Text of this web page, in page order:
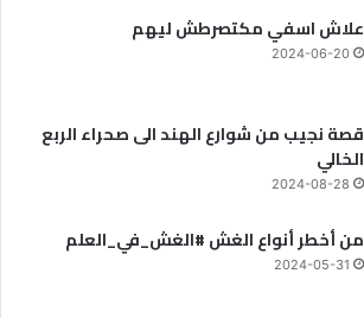
علاش اسفي مكتصرطش ليهم
2024-06-20
قصة نجيب من شوارع الهند الى صحراء الربع
الخالي
2024-08-28
من أخطر أنواع الغش #الغش_في_العلم
2024-05-31